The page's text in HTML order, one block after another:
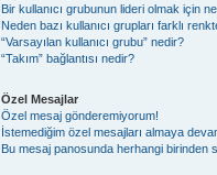
Bir kullanıcı grubunun lideri olmak için
Neden bazı kullanıcı grupları farklı
“Varsayılan kullanıcı grubu” nedir?
“Takım” bağlantısı nedir?
Özel Mesajlar
Özel mesaj gönderemiyorum!
İstemediğim özel mesajları almaya
Bu mesaj panosunda herhangi birinden